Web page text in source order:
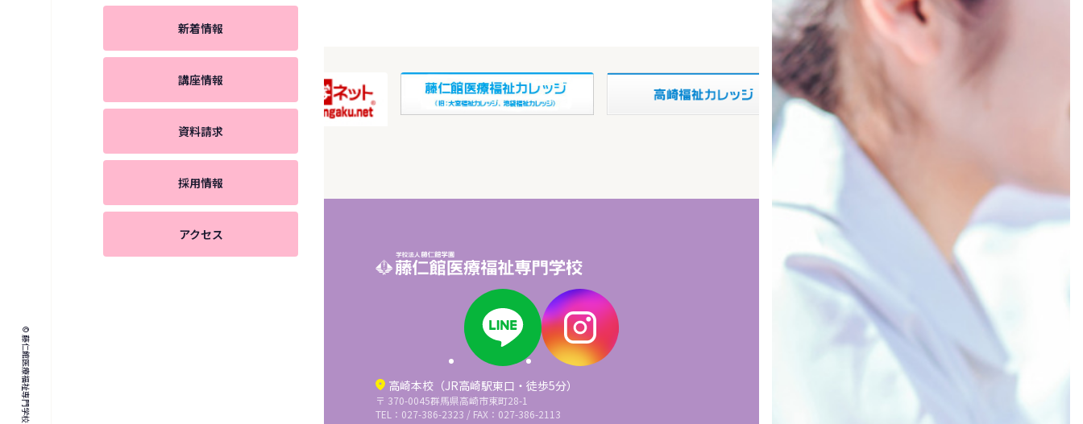
新着情報
講座情報
資料請求
採用情報
アクセス
【Cedyna学費ローン】 通学課程はこちら
高崎本校（JR高崎駅東口・徒歩5分）
〒 370-0045群馬県高崎市東町28-1
TEL：027-386-2323 / FAX：027-386-2113
© 藤仁館医療福祉専門学校